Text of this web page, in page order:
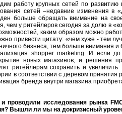
работу крупных сетей по
сетей –недавние изменения в
больше обращать внимание на
чем у ритейлеров сегодня за долю в
каким образом можно
привести цитату: «чем хуже - тем
бизнеса, тем больше внимания
shopper marketing. И если
новых магазинов, и решения
ритейлерам сохранить и
в соответствии с деревом принятия
бренда внутри магазина
проводили исследования рынка
Вышли ли мы на докризисный